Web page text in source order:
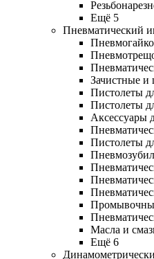
Ещё 5
Пневматический
Зачистные
Пистолеты
Пистолеты
Аксессуары
Пистолеты
Масла и
Ещё 6